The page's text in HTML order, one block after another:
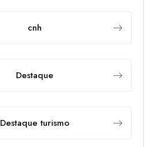
cnh
Destaque
Destaque turismo